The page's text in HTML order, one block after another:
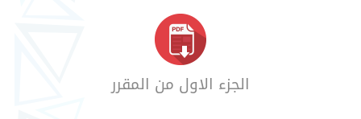
الجزء الاول من المقرر